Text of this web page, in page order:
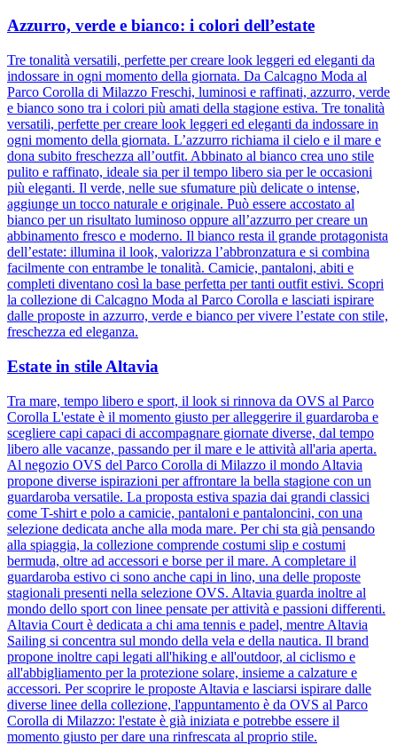
Azzurro, verde e bianco: i colori dell’estate
Tre tonalità versatili, perfette per creare look leggeri ed eleganti da
indossare in ogni momento della giornata. Da Calcagno Moda al
Parco Corolla di Milazzo Freschi, luminosi e raffinati, azzurro, verde
e bianco sono tra i colori più amati della stagione estiva. Tre tonalità
versatili, perfette per creare look leggeri ed eleganti da indossare in
ogni momento della giornata. L’azzurro richiama il cielo e il mare e
dona subito freschezza all’outfit. Abbinato al bianco crea uno stile
pulito e raffinato, ideale sia per il tempo libero sia per le occasioni
più eleganti. Il verde, nelle sue sfumature più delicate o intense,
aggiunge un tocco naturale e originale. Può essere accostato al
bianco per un risultato luminoso oppure all’azzurro per creare un
abbinamento fresco e moderno. Il bianco resta il grande protagonista
dell’estate: illumina il look, valorizza l’abbronzatura e si combina
facilmente con entrambe le tonalità. Camicie, pantaloni, abiti e
completi diventano così la base perfetta per tanti outfit estivi. Scopri
la collezione di Calcagno Moda al Parco Corolla e lasciati ispirare
dalle proposte in azzurro, verde e bianco per vivere l’estate con stile,
freschezza ed eleganza.
Estate in stile Altavia
Tra mare, tempo libero e sport, il look si rinnova da OVS al Parco
Corolla L'estate è il momento giusto per alleggerire il guardaroba e
scegliere capi capaci di accompagnare giornate diverse, dal tempo
libero alle vacanze, passando per il mare e le attività all'aria aperta.
Al negozio OVS del Parco Corolla di Milazzo il mondo Altavia
propone diverse ispirazioni per affrontare la bella stagione con un
guardaroba versatile. La proposta estiva spazia dai grandi classici
come T-shirt e polo a camicie, pantaloni e pantaloncini, con una
selezione dedicata anche alla moda mare. Per chi sta già pensando
alla spiaggia, la collezione comprende costumi slip e costumi
bermuda, oltre ad accessori e borse per il mare. A completare il
guardaroba estivo ci sono anche capi in lino, una delle proposte
stagionali presenti nella selezione OVS. Altavia guarda inoltre al
mondo dello sport con linee pensate per attività e passioni differenti.
Altavia Court è dedicata a chi ama tennis e padel, mentre Altavia
Sailing si concentra sul mondo della vela e della nautica. Il brand
propone inoltre capi legati all'hiking e all'outdoor, al ciclismo e
all'abbigliamento per la protezione solare, insieme a calzature e
accessori. Per scoprire le proposte Altavia e lasciarsi ispirare dalle
diverse linee della collezione, l'appuntamento è da OVS al Parco
Corolla di Milazzo: l'estate è già iniziata e potrebbe essere il
momento giusto per dare una rinfrescata al proprio stile.